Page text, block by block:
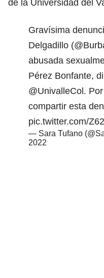
de la Universidad del
Gravísima
Delgadillo (
abusada
Pérez Bonfante,
@UnivalleCol.
compartir esta
pic.twitter.com/
— Sara Tufano
2022